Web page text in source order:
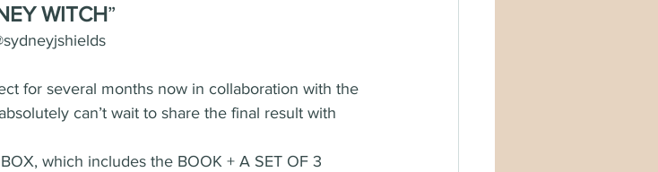
WITCH”
for several months now in collaboration with the
can’t wait to share the final result with
which includes the BOOK + A SET OF 3